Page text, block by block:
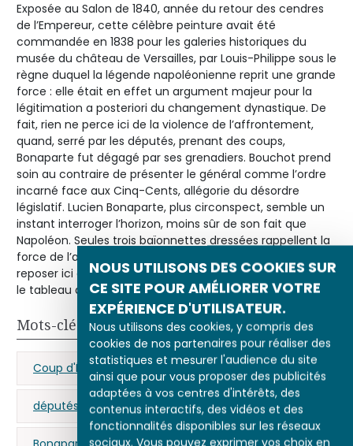
NOUS UTILISONS DES COOKIES SUR
CE SITE POUR AMÉLIORER VOTRE
EXPÉRIENCE D'UTILISATEUR.
Nous utilisons des cookies, y compris des
cookies de nos partenaires pour réaliser des
statistiques et mesurer l'audience du site
ainsi que pour vous proposer des publicités
adaptées à vos centres d'intérêts, des
contenus interactifs, des vidéos et des
fonctionnalités disponibles sur les réseaux
sociaux. Vous pouvez exprimer vos choix en
Exposée au Salon de 1840, année du retour des cendres
de l’Empereur, cette célèbre peinture avait été
commandée en 1838 pour les galeries historiques du
musée du château de Versailles, par Louis-Philippe sous le
règne duquel la légende napoléonienne reprit une grande
force : elle était en effet un argument majeur pour la
légitimation a posteriori du changement dynastique. De
fait, rien ne perce ici de la violence de l’affrontement,
quand, serré par les députés, prenant des coups,
Bonaparte fut dégagé par ses grenadiers. Bouchot prend
soin au contraire de présenter le général comme l’ordre
incarné face aux Cinq-Cents, allégorie du désordre
législatif. Lucien Bonaparte, plus circonspect, semble un
instant interroger l’horizon, moins sûr de son fait que
Napoléon. Seules trois baïonnettes dressées rappellent la
force de l’armée dont l’invincibilité ne semble bien
reposer ici que sur Bonaparte. Envoyé au Louvre en 1889,
le tableau a regagné depuis le château de Versailles.
Mots-clés
Coup d'État du 18 brumaire Directoire
députés légende napoléonienne